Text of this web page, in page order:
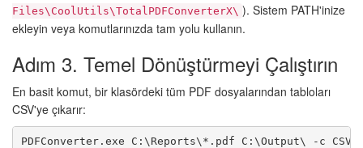
Files\CoolUtils\TotalPDFConverterX\ ). Sistem PATH'inize
ekleyin veya komutlarınızda tam yolu kullanın.
Adım 3. Temel Dönüştürmeyi Çalıştırın
En basit komut, bir klasördeki tüm PDF dosyalarından tabloları
CSV'ye çıkarır:
PDFConverter.exe C:\Reports\*.pdf C:\Output\ -c CSV